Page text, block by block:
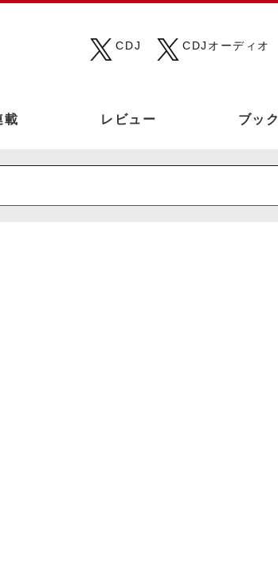
CDJ
CDJオーディオ
載 レビュー ブック